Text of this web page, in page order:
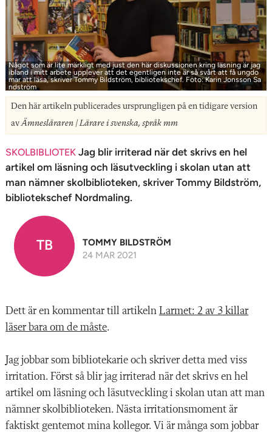
Något som är lite märkligt med just den här diskussionen kring läsning är jag
ibland i mitt arbete upplever att det egentligen inte är så svårt att få ungdo
mar att läsa, skriver Tommy Bildström, bibliotekschef. Foto: Karin Jonsson Sa
ndström
Den här artikeln publicerades ursprungligen på en tidigare version
avÄmnesläraren | Lärare i svenska, språk mm
SKOLBIBLIOTEK Jag blir irriterad när det skrivs en hel
artikel om läsning och läsutveckling i skolan utan att
man nämner skolbiblioteken, skriver Tommy Bildström,
bibliotekschef Nordmaling.
TB
TOMMY BILDSTRÖM
24 MAR 2021
Dett är en kommentar till artikeln
Larmet: 2 av 3 killar
läser bara om de måste.
Jag jobbar som bibliotekarie och skriver detta med viss
irritation. Först så blir jag irriterad när det skrivs en hel
artikel om läsning och läsutveckling i skolan utan att man
nämner skolbiblioteken. Nästa irritationsmoment är
faktiskt gentemot mina kollegor. Vi är många som jobbar